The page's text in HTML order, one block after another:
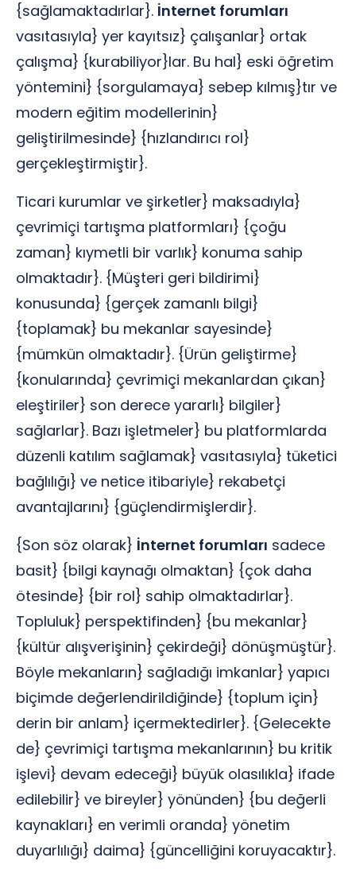
{sağlamaktadırlar}. İnternet forumları
vasıtasıyla} yer kayıtsız} çalışanlar} ortak
çalışma} {kurabiliyor}lar. Bu hal} eski öğretim
yöntemini} {sorgulamaya} sebep kılmış}tır ve
modern eğitim modellerinin}
geliştirilmesinde} {hızlandırıcı rol}
gerçekleştirmiştir}.
Ticari kurumlar ve şirketler} maksadıyla}
çevrimiçi tartışma platformları} {çoğu
zaman} kıymetli bir varlık} konuma sahip
olmaktadır}. {Müşteri geri bildirimi}
konusunda} {gerçek zamanlı bilgi}
{toplamak} bu mekanlar sayesinde}
{mümkün olmaktadır}. {Ürün geliştirme}
{konularında} çevrimiçi mekanlardan çıkan}
eleştiriler} son derece yararlı} bilgiler}
sağlarlar}. Bazı işletmeler} bu platformlarda
düzenli katılım sağlamak} vasıtasıyla} tüketici
bağlılığı} ve netice itibariyle} rekabetçi
avantajlarını} {güçlendirmişlerdir}.
{Son söz olarak} İnternet forumları sadece
basit} {bilgi kaynağı olmaktan} {çok daha
ötesinde} {bir rol} sahip olmaktadırlar}.
Topluluk} perspektifinden} {bu mekanlar}
{kültür alışverişinin} çekirdeği} dönüşmüştür}.
Böyle mekanların} sağladığı imkanlar} yapıcı
biçimde değerlendirildiğinde} {toplum için}
derin bir anlam} içermektedirler}. {Gelecekte
de} çevrimiçi tartışma mekanlarının} bu kritik
işlevi} devam edeceği} büyük olasılıkla} ifade
edilebilir} ve bireyler} yönünden} {bu değerli
kaynakları} en verimli oranda} yönetim
duyarlılığı} daima} {güncelliğini koruyacaktır}.